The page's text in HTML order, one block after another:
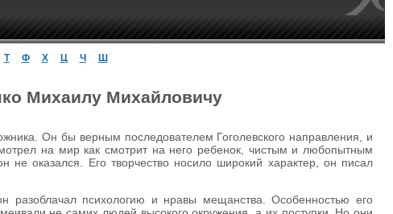
Т Ф Х Ц Ч Ш
Михаилу Михайловичу
Он бы верным последователем Гоголевского направления, и
на мир как смотрит на него ребенок, чистым и любопытным
оказался. Его творчество носило широкий характер, он писал
разоблачал психологию и нравы мещанства. Особенностью его